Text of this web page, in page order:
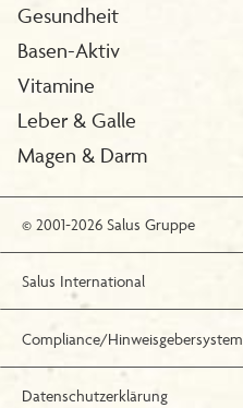
Gesundheit
Basen-Aktiv
Vitamine
Leber & Galle
Magen & Darm
© 2001-2026 Salus Gruppe
Salus International
Compliance/Hinweisgebersystem
Datenschutzerklärung